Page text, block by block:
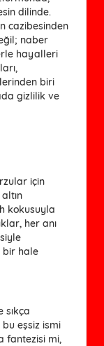
dilinde.
cazibesinden
naber
hayalleri
biri
gizlilik ve
için
kokusuyla
her anı
bir hale
sıkça
eşsiz ismi
fantezisi mi,